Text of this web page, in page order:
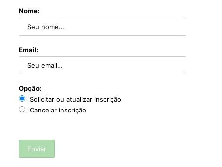
Nome:
Email:
Opção:
Solicitar ou atualizar inscrição
Cancelar inscrição